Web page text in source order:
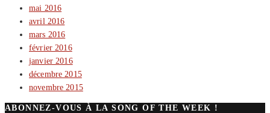
mai 2016
avril 2016
mars 2016
février 2016
janvier 2016
décembre 2015
novembre 2015
ABONNEZ-VOUS À LA SONG OF THE WEEK !